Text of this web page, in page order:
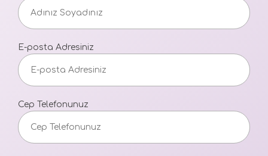
E-posta Adresiniz
Cep Telefonunuz